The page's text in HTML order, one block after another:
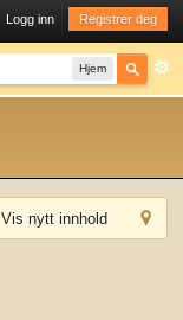
Logg inn Registrer deg
Hjem
Vis nytt innhold